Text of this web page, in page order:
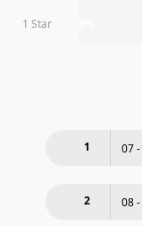
1 Star
1
2